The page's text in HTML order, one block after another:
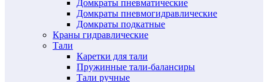
Домкраты пневматические
Домкраты пневмогидравлические
Домкраты подкатные
Краны гидравлические
Тали
Каретки для тали
Пружинные тали-балансиры
Тали ручные